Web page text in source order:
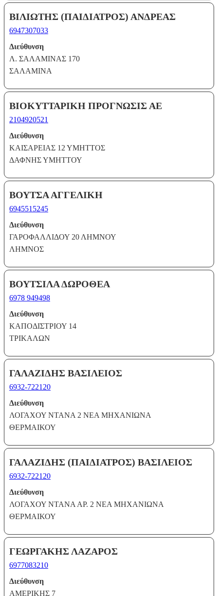
ΒΙΛΙΩΤΗΣ (ΠΑΙΔΙΑΤΡΟΣ) ΑΝΔΡΕΑΣ
6947307033
Διεύθυνση
Λ. ΣΑΛΑΜΙΝΑΣ 170
ΣΑΛΑΜΙΝΑ
ΒΙΟΚΥΤΤΑΡΙΚΗ ΠΡΟΓΝΩΣΙΣ ΑΕ
2104920521
Διεύθυνση
ΚΑΙΣΑΡΕΙΑΣ 12 ΥΜΗΤΤΟΣ
ΔΑΦΝΗΣ ΥΜΗΤΤΟΥ
ΒΟΥΤΣΑ ΑΓΓΕΛΙΚΗ
6945515245
Διεύθυνση
ΓΑΡΟΦΑΛΛΙΔΟΥ 20 ΛΗΜΝΟΥ
ΛΗΜΝΟΣ
ΒΟΥΤΣΙΛΑ ΔΩΡΟΘΕΑ
6978 949498
Διεύθυνση
ΚΑΠΟΔΙΣΤΡΙΟΥ 14
ΤΡΙΚΑΛΩΝ
ΓΑΛΑΖΙΔΗΣ ΒΑΣΙΛΕΙΟΣ
6932-722120
Διεύθυνση
ΛΟΓΑΧΟΥ ΝΤΑΝΑ 2 ΝΕΑ ΜΗΧΑΝΙΩΝΑ
ΘΕΡΜΑΙΚΟΥ
ΓΑΛΑΖΙΔΗΣ (ΠΑΙΔΙΑΤΡΟΣ) ΒΑΣΙΛΕΙΟΣ
6932-722120
Διεύθυνση
ΛΟΓΑΧΟΥ ΝΤΑΝΑ ΑΡ. 2 ΝΕΑ ΜΗΧΑΝΙΩΝΑ
ΘΕΡΜΑΙΚΟΥ
ΓΕΩΡΓΑΚΗΣ ΛΑΖΑΡΟΣ
6977083210
Διεύθυνση
ΑΜΕΡΙΚΗΣ 7